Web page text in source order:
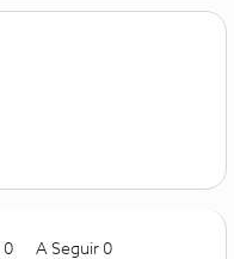
0 A Seguir 0